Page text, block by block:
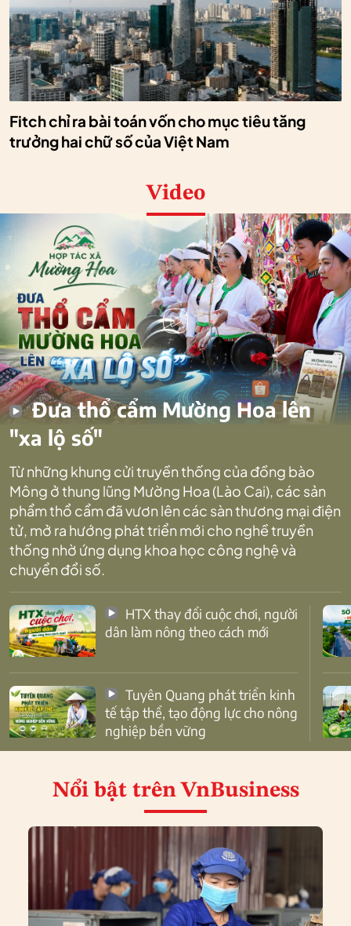
Fitch chỉ ra bài toán vốn cho mục tiêu tăng
trưởng hai chữ số của Việt Nam
Video
Đưa thổ cẩm Mường Hoa lên
"xa lộ số"
Từ những khung cửi truyền thống của đồng bào
Mông ở thung lũng Mường Hoa (Lào Cai), các sản
phẩm thổ cẩm đã vươn lên các sàn thương mại điện
tử, mở ra hướng phát triển mới cho nghề truyền
thống nhờ ứng dụng khoa học công nghệ và
chuyển đổi số.
dân làm nông theo cách mới
tế tập thể, tạo động lực cho nông
nghiệp bền vững
Nổi bật trên VnBusiness